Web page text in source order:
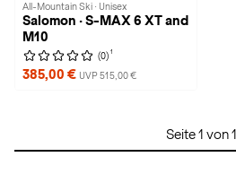
All-Mountain Ski · Unisex
Salomon · S-MAX 6 XT and
M10
(0) 1
385,00 € UVP 515,00 €
Seite 1 von 1